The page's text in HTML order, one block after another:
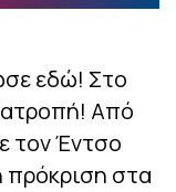
εδώ! Στο
Από
τον Έντσο
πρόκριση στα